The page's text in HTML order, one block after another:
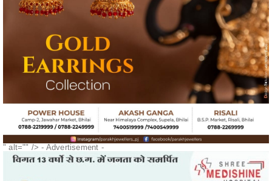
" alt="" />- Advertisement -